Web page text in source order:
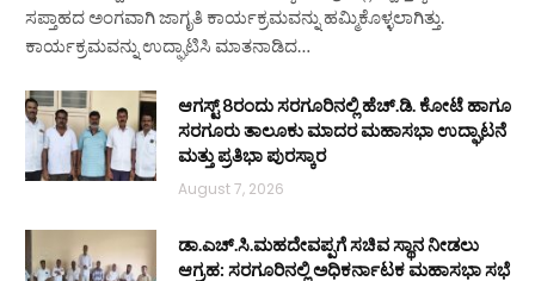
ಸಪ್ತಾಹದ ಅಂಗವಾಗಿ ಜಾಗೃತಿ ಕಾರ್ಯಕ್ರಮವನ್ನು ಹಮ್ಮಿಕೊಳ್ಳಲಾಗಿತ್ತು.
ಕಾರ್ಯಕ್ರಮವನ್ನು ಉದ್ಘಾಟಿಸಿ ಮಾತನಾಡಿದ…
ಆಗಸ್ಟ್ 8ರಂದು ಸರಗೂರಿನಲ್ಲಿ ಹೆಚ್.ಡಿ. ಕೋಟೆ ಹಾಗೂ
ಸರಗೂರು ತಾಲೂಕು ಮಾದರ ಮಹಾಸಭಾ ಉದ್ಘಾಟನೆ
ಮತ್ತು ಪ್ರತಿಭಾ ಪುರಸ್ಕಾರ
August 7, 2026
ಡಾ.ಎಚ್.ಸಿ.ಮಹದೇವಪ್ಪಗೆ ಸಚಿವ ಸ್ಥಾನ ನೀಡಲು
ಆಗ್ರಹ: ಸರಗೂರಿನಲ್ಲಿ ಅಧಿಕರ್ನಾಟಕ ಮಹಾಸಭಾ ಸಭೆ